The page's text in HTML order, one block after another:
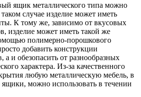
ящик металлического типа можно
таком случае изделие может иметь
К тому же, зависимо от вкусовых
изделие может иметь такой же
полимерно-порошкового
добавить конструкции
и обезопасить от разнообразных
характера. Из-за качественного
любую металлическую мебель, в
можно использовать в течении